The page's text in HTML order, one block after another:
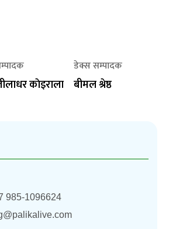
काेइराला
डेक्स सम्पादक
बीमल श्रेष्ठ
985-1096624